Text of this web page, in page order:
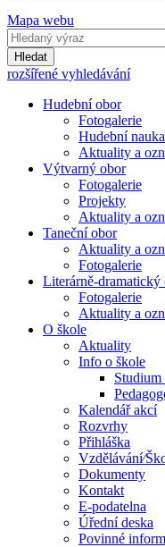
Mapa webu
Hledat
rozšířené vyhledávání
Hudební obor
Fotogalerie
Hudební nauka
Aktuality a
Výtvarný obor
Fotogalerie
Projekty
Aktuality a
Taneční obor
Aktuality a
Fotogalerie
Literárně-dramatický
Fotogalerie
Aktuality a
O škole
Aktuality
Info o škole
Kalendář akcí
Rozvrhy
Přihláška
Dokumenty
Kontakt
E-podatelna
Úřední deska
Povinné